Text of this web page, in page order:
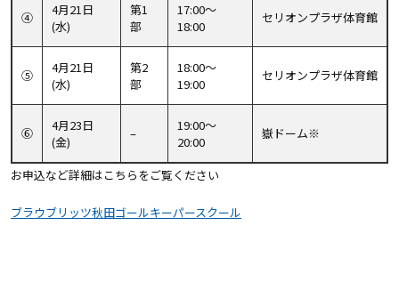
④
4月21日
(水)
第1
部
17:00～
18:00
セリオンプラザ体育館
⑤
4月21日
(水)
第2
部
18:00～
19:00
セリオンプラザ体育館
⑥
4月23日
(金)
–
19:00～
20:00
嶽ドーム※
お申込など詳細はこちらをご覧ください
ブラウブリッツ秋田ゴールキーパースクール